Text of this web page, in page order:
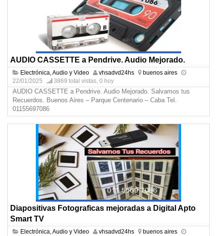
AUDIO CASSETTE a Pendrive. Audio Mejorado.
Electrónica, Audio y Video vhsadvd24hs
buenos aires
22/01/2025
3869 total vistas, 0 hoy
AUDIO CASSETTE a Pendrive. Audio Mejorado. Salvamos tus
Recuerdos. Buenos Aires – Parque Centenario – Caba Tel.
01155697086
Diapositivas Fotograficas mejoradas a Digital Apto
Smart TV
Electrónica, Audio y Video vhsadvd24hs
buenos aires